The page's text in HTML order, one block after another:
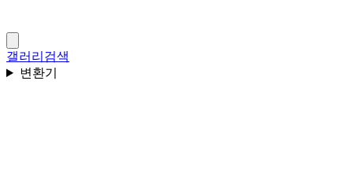
갤러리 검색
변환기